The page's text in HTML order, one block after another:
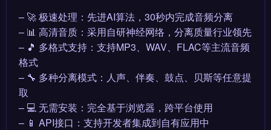
– 🚀 极速处理：先进AI算法，30秒内完成音频分离
– 📊 高清音质：采用自研神经网络，分离质量行业领先
– 🎵 多格式支持：支持MP3、WAV、FLAC等主流音频
格式
– 🔧 多种分离模式：人声、伴奏、鼓点、贝斯等任意提
取
– 💻 无需安装：完全基于浏览器，跨平台使用
– 📱 API接口：支持开发者集成到自有应用中